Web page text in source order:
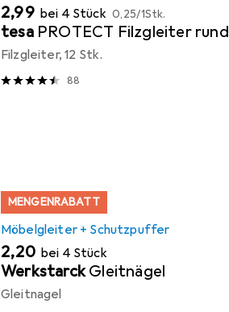
EUR
2,99 bei 4 Stück EUR
0,25/1Stk.
tesa PROTECT Filzgleiter rund
Filzgleiter, 12 Stk.
88
MENGENRABATT
Möbelgleiter + Schutzpuffer
EUR
2,20 bei 4 Stück
Werkstarck Gleitnägel
Gleitnagel